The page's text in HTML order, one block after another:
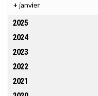
+ janvier
2025
2024
2023
2022
2021